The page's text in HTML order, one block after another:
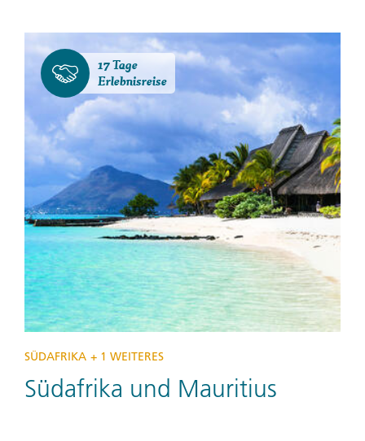
17 Tage
Erlebnisreise
SÜDAFRIKA + 1 WEITERES
Südafrika und Mauritius